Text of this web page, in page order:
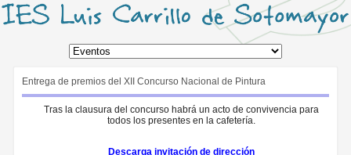
Entrega de premios del XII Concurso Nacional de Pintura
Tras la clausura del concurso habrá un acto de convivencia para
todos los presentes en la cafetería.
Descarga invitación de dirección